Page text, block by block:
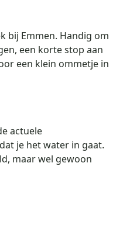
bij Emmen. Handig om
een korte stop aan
een klein ommetje in
actuele
je het water in gaat.
maar wel gewoon